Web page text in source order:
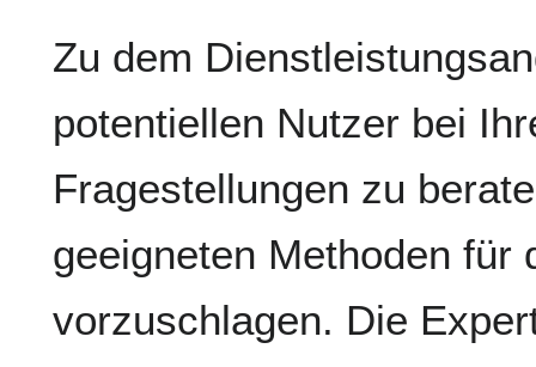
Zu dem
potentiellen Nutzer bei
Fragestellungen zu
geeigneten Methoden für
vorzuschlagen. Die